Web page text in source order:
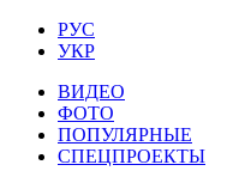
РУС
УКР
ВИДЕО
ФОТО
ПОПУЛЯРНЫЕ
СПЕЦПРОЕКТЫ